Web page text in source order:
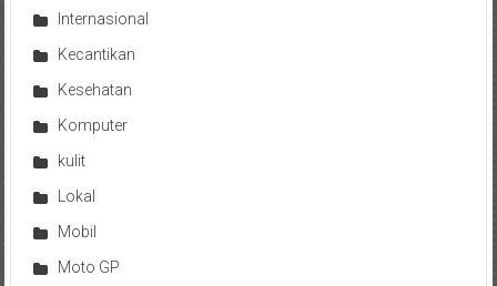
Internasional
Kecantikan
Kesehatan
Komputer
kulit
Lokal
Mobil
Moto GP